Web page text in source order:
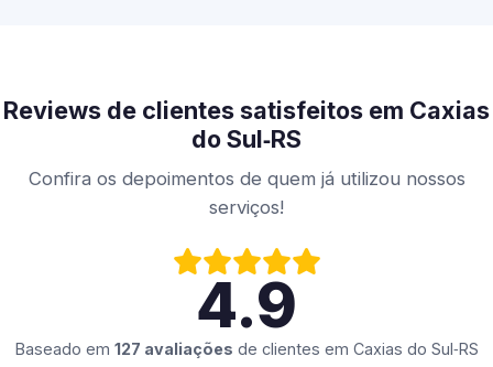
Reviews de clientes satisfeitos em Caxias
do Sul‑RS
Confira os depoimentos de quem já utilizou nossos
serviços!
4.9
Baseado em 127 avaliações de clientes em Caxias do Sul‑RS